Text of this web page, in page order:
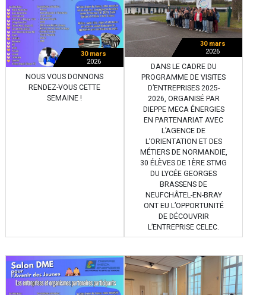
30 mars
2026
NOUS VOUS DONNONS
RENDEZ-VOUS CETTE
SEMAINE !
30 mars
2026
DANS LE CADRE DU
PROGRAMME DE VISITES
D’ENTREPRISES 2025-
2026, ORGANISÉ PAR
DIEPPE MECA ÉNERGIES
EN PARTENARIAT AVEC
L’AGENCE DE
L’ORIENTATION ET DES
MÉTIERS DE NORMANDIE,
30 ÉLÈVES DE 1ÈRE STMG
DU LYCÉE GEORGES
BRASSENS DE
NEUFCHÂTEL-EN-BRAY
ONT EU L’OPPORTUNITÉ
DE DÉCOUVRIR
L’ENTREPRISE CELEC.